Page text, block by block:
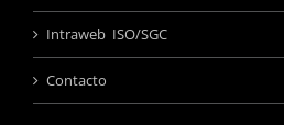
Intraweb ISO/SGC
Contacto